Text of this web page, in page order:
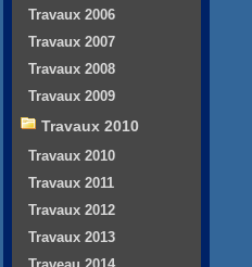
Travaux 2006
Travaux 2007
Travaux 2008
Travaux 2009
Travaux 2010
Travaux 2010
Travaux 2011
Travaux 2012
Travaux 2013